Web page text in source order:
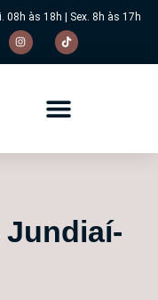
08h às 18h | Sex. 8h às 17h